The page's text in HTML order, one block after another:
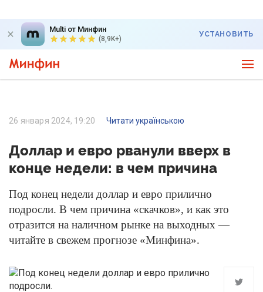
Multi от Минфин
(8,9K+)
УСТАНОВИТЬ
26 января 2024, 19:20 Читати українською
Доллар и евро рванули вверх в
конце недели: в чем причина
Под конец недели доллар и евро прилично
подросли. В чем причина «скачков», и как это
отразится на наличном рынке на выходных —
читайте в свежем прогнозе «Минфина».